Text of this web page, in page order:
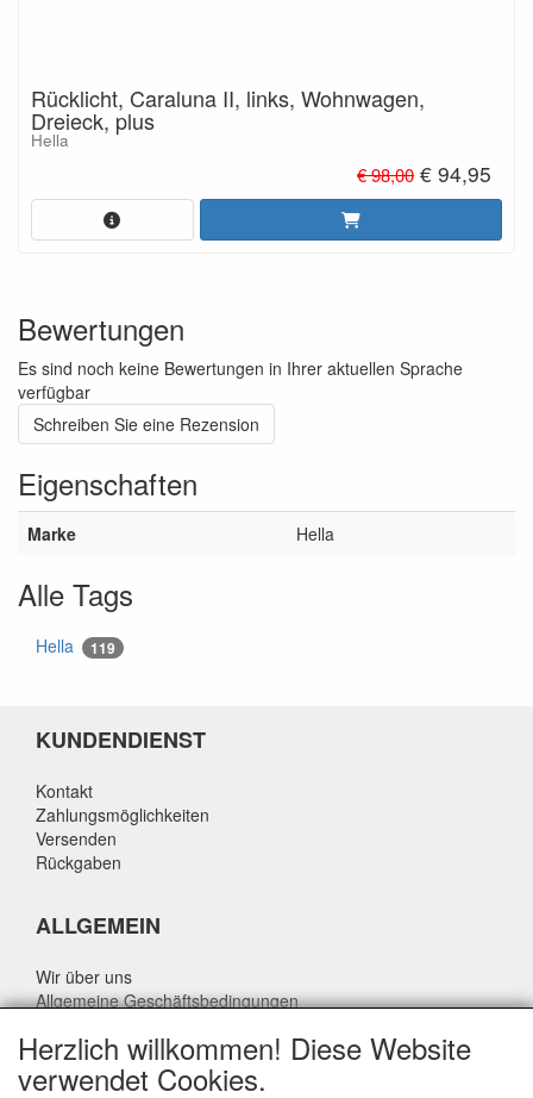
Rücklicht, Caraluna II, links, Wohnwagen,
Dreieck, plus
Hella
€ 98,00€ 94,95
Bewertungen
Es sind noch keine Bewertungen in Ihrer aktuellen Sprache
verfügbar
Schreiben Sie eine Rezension
Eigenschaften
Marke Hella
Alle Tags
Hella 119
KUNDENDIENST
Kontakt
Zahlungsmöglichkeiten
Versenden
Rückgaben
ALLGEMEIN
Wir über uns
Allgemeine Geschäftsbedingungen
Haftungsausschluss
Über Rik Thijssen
Herzlich willkommen! Diese Website
verwendet Cookies.